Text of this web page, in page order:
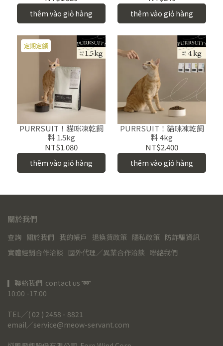
thêm vào giỏ hàng thêm vào giỏ hàng
定期定額
PURRSUIT！貓咪凍乾飼
料 1.5kg
NT$1.080
thêm vào giỏ hàng
PURRSUIT！貓咪凍乾飼
料 4kg
NT$2.400
thêm vào giỏ hàng
關於我們
查詢 關於我們 我的帳戶 退換貨政策 隱私政策 防詐騙資訊
實體經銷合作洽談 國外代理／異業合作洽談 聯絡我們
▎聯絡我們  contact us ➿
10:00 -17:00
TEL╱( 02 ) 2458 - 8821
email╱service@meow-servant.com